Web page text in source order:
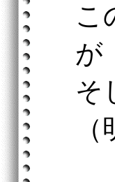
こ
が
そ